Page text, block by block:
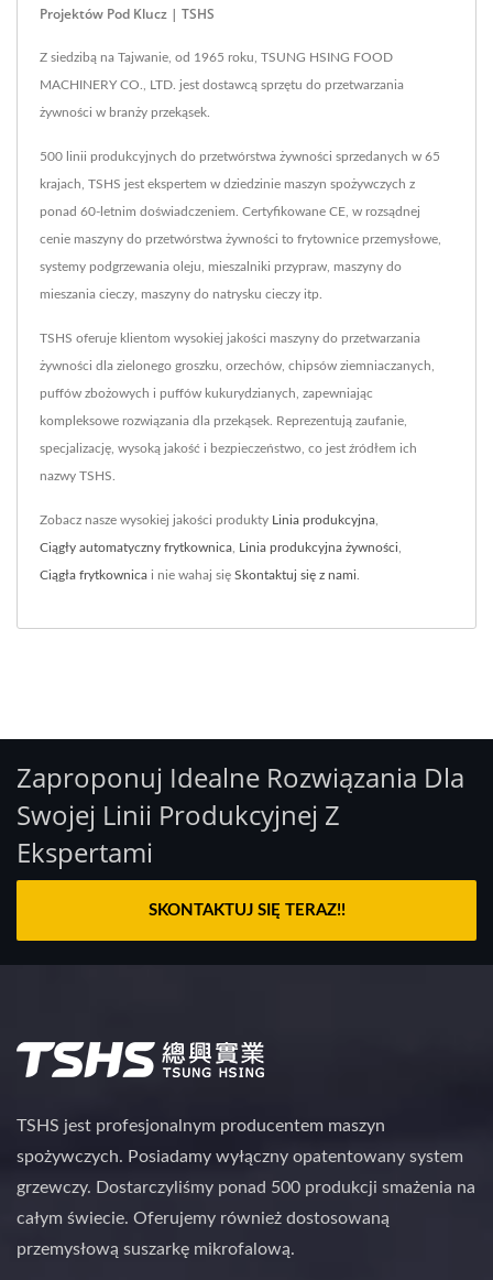
Projektów Pod Klucz | TSHS
Z siedzibą na Tajwanie, od 1965 roku, TSUNG HSING FOOD
MACHINERY CO., LTD. jest dostawcą sprzętu do przetwarzania
żywności w branży przekąsek.
500 linii produkcyjnych do przetwórstwa żywności sprzedanych w 65
krajach, TSHS jest ekspertem w dziedzinie maszyn spożywczych z
ponad 60-letnim doświadczeniem. Certyfikowane CE, w rozsądnej
cenie maszyny do przetwórstwa żywności to frytownice przemysłowe,
systemy podgrzewania oleju, mieszalniki przypraw, maszyny do
mieszania cieczy, maszyny do natrysku cieczy itp.
TSHS oferuje klientom wysokiej jakości maszyny do przetwarzania
żywności dla zielonego groszku, orzechów, chipsów ziemniaczanych,
puffów zbożowych i puffów kukurydzianych, zapewniając
kompleksowe rozwiązania dla przekąsek. Reprezentują zaufanie,
specjalizację, wysoką jakość i bezpieczeństwo, co jest źródłem ich
nazwy TSHS.
Zobacz nasze wysokiej jakości produkty Linia produkcyjna
Ciągły automatyczny frytkownica Linia produkcyjna żywności
Ciągła frytkownica i nie wahaj się Skontaktuj się z nami
Zaproponuj Idealne Rozwiązania Dla
Swojej Linii Produkcyjnej Z
Ekspertami
SKONTAKTUJ SIĘ TERAZ!!
TSHS jest profesjonalnym producentem maszyn
spożywczych. Posiadamy wyłączny opatentowany system
grzewczy. Dostarczyliśmy ponad 500 produkcji smażenia na
całym świecie. Oferujemy również dostosowaną
przemysłową suszarkę mikrofalową.